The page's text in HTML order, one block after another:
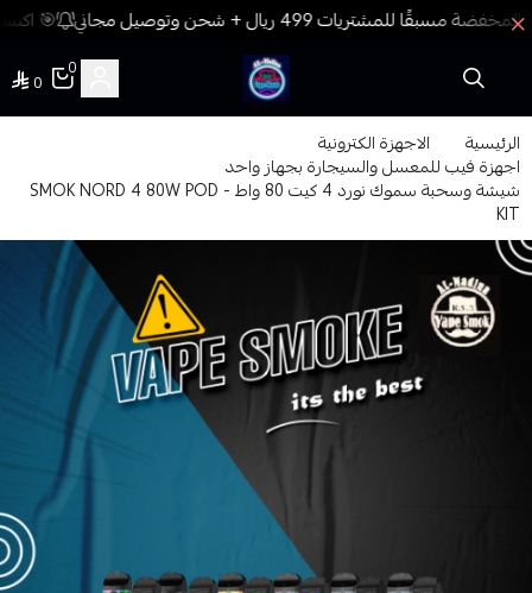
🎯
فيب المدينة
0
0
الرئيسية الاجهزة الكترونية
اجهزة فيب للمعسل والسيجارة بجهاز واحد
شيشة وسحبة سموك نورد 4 كيت 80 واط - SMOK NORD 4 80W POD
KIT